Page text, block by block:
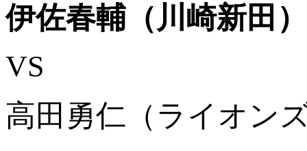
伊佐春輔（川崎新田）
VS
高田勇仁（ライオン